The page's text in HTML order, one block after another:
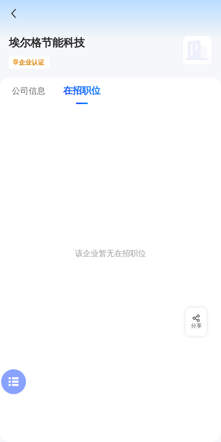
埃尔格节能科技
企业认证
公司信息 在招职位
该企业暂无在招职位
分享